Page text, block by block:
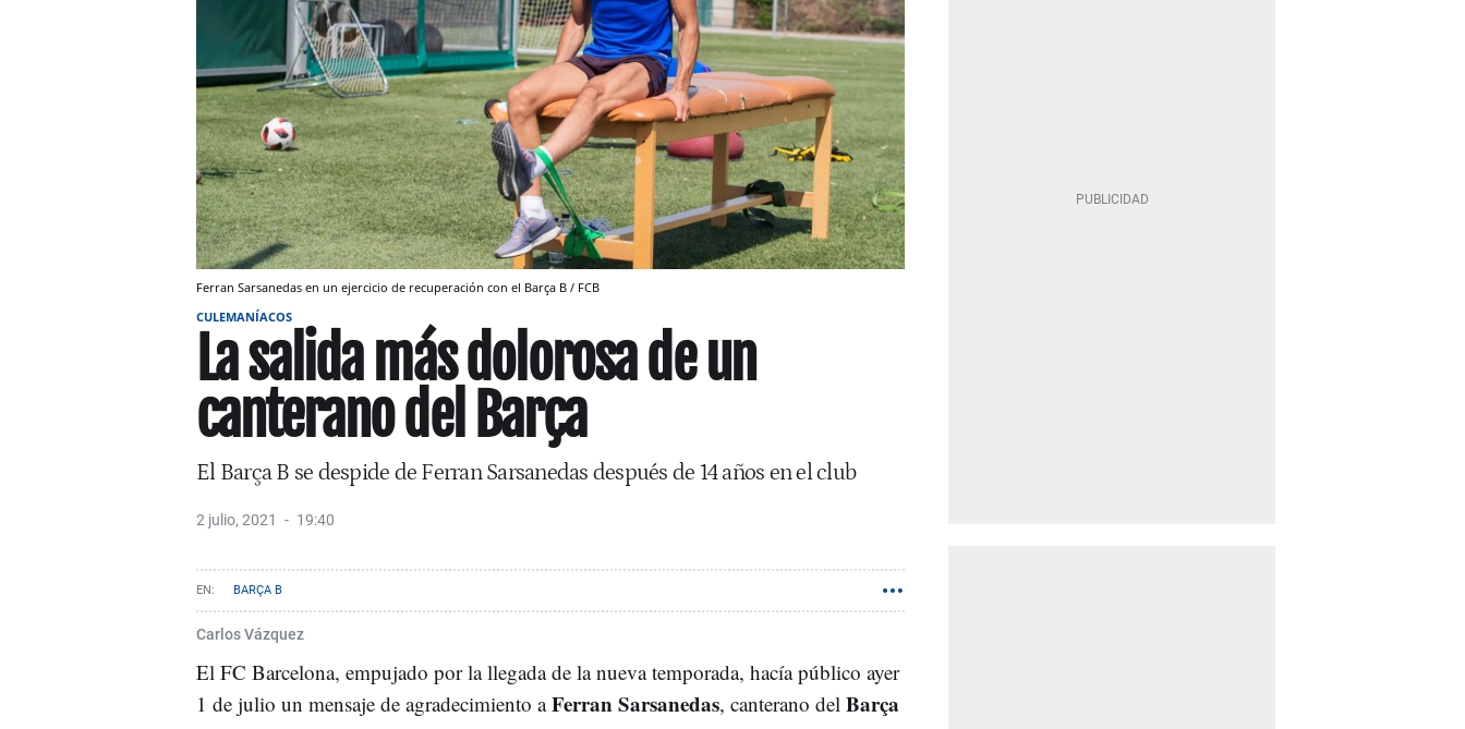
Ferran Sarsanedas en un ejercicio de recuperación con el Barça B / FCB
CULEMANÍACOS
La salida más dolorosa de un
canterano del Barça
El Barça B se despide de Ferran Sarsanedas después de 14 años en el club
2 julio, 2021 19:40
BARÇA B
Carlos Vázquez
El FC Barcelona, empujado por la llegada de la nueva temporada, hacía público ayer
1 de julio un mensaje de agradecimiento aFerran Sarsanedas, canterano del Barça